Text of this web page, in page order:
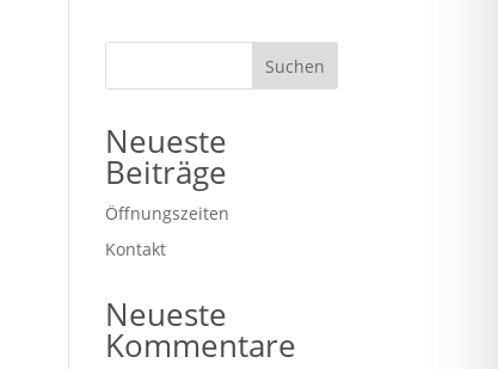
Suchen
Neueste
Beiträge
Öffnungszeiten
Kontakt
Neueste
Kommentare